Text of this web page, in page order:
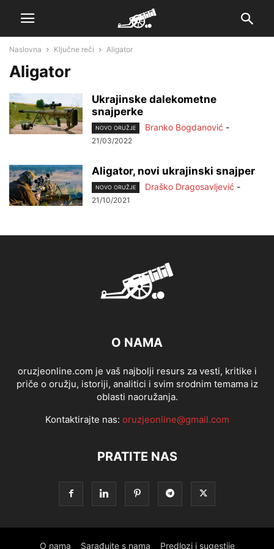
Naslovna Ključne reči Aligator
Aligator
Ukrajinske dalekometne
snajperke
NOVO ORUŽJE Branko Bogdanović -
21/03/2022
Aligator, novi ukrajinski snajper
NOVO ORUŽJE Draško Dragosavljević -
21/10/2021
O NAMA
oruzjeonline.com je vaš najbolji resurs za vesti, kritike i
priče o oružju, istoriji, analitici i svim srodnim temama iz
oblasti naoružanja.
Kontaktirajte nas: oruzjeonline@gmail.com
PRATITE NAS
O nama Sarađujte s nama Predlozi i sugestije